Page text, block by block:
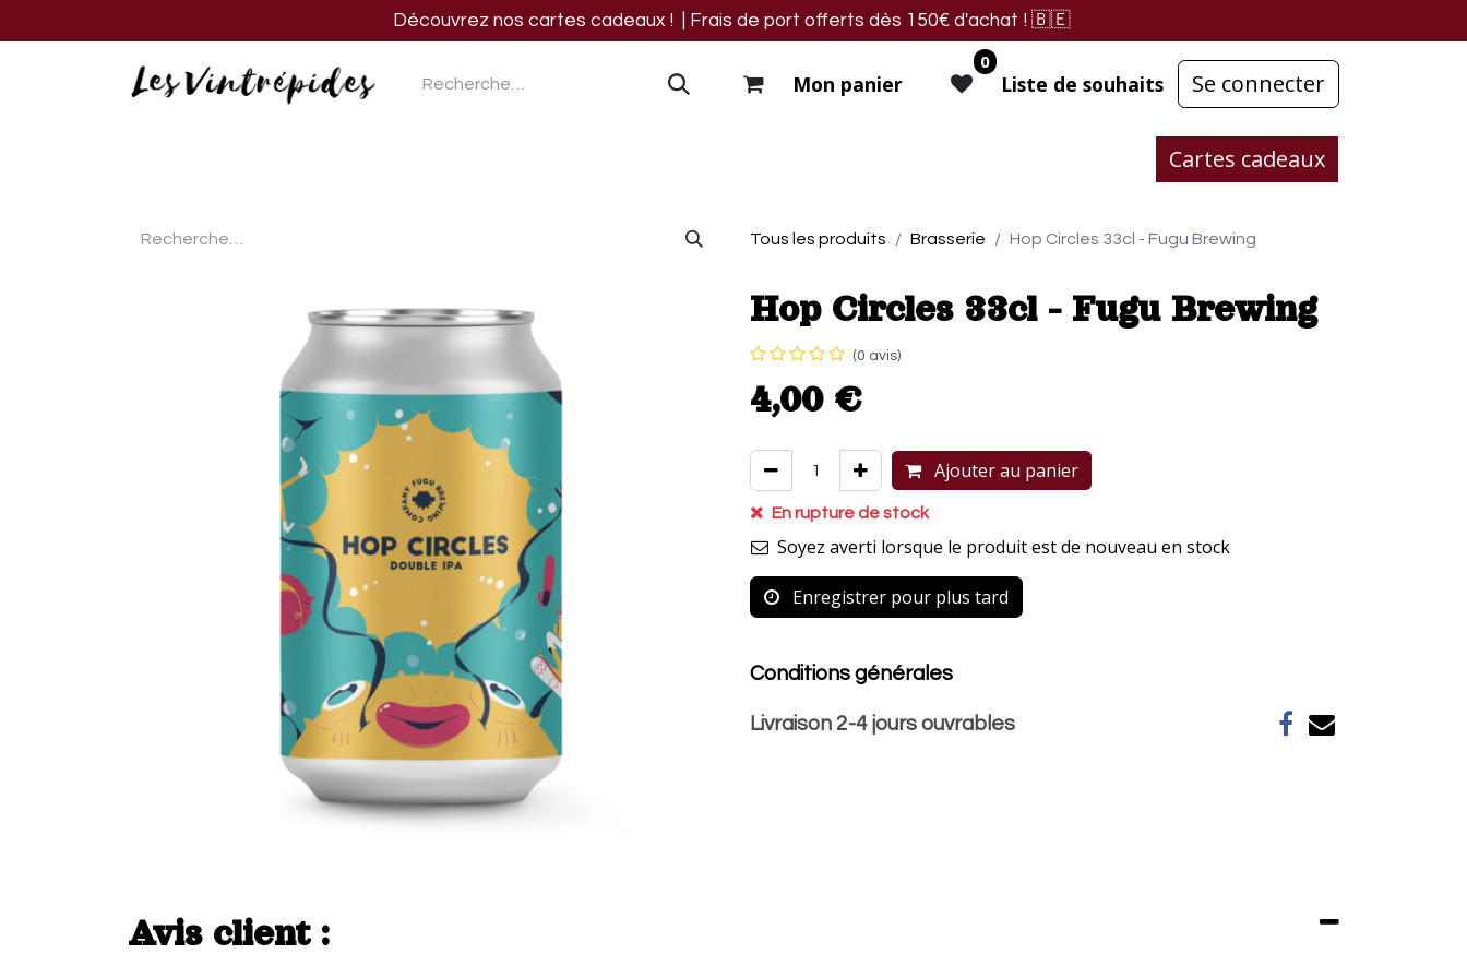
Découvrez nos cartes cadeaux ! | Frais de port offerts dès 150€ d'achat ! 🇧🇪
Mon panier
0
Liste de souhaits Se connecter
Cartes cadeaux
Tous les produits Brasserie Hop Circles 33cl - Fugu Brewing
Hop Circles 33cl - Fugu Brewing
(0 avis)
4,00€
Ajouter au panier
En rupture de stock
Soyez averti lorsque le produit est de nouveau en stock
Enregistrer pour plus tard
Conditions générales
Livraison 2-4 jours ouvrables
Avis client :